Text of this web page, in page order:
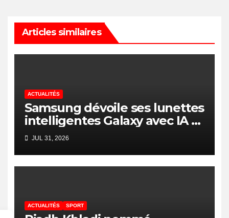
Articles similaires
ACTUALITÉS
Samsung dévoile ses lunettes
intelligentes Galaxy avec IA et
Gemini
JUL 31, 2026
ACTUALITÉS SPORT